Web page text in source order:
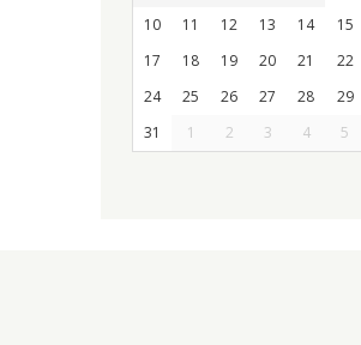
10
11 12 13 14 15
17
18 19 20 21 22
24
25 26 27 28 29
31
1 2 3 4 5